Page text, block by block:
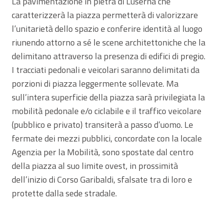
caratterizzerà la piazza permetterà di valorizzare
l’unitarietà dello spazio e conferire identità al luogo
riunendo attorno a sé le scene architettoniche che la
delimitano attraverso la presenza di edifici di pregio.
I tracciati pedonali e veicolari saranno delimitati da
porzioni di piazza leggermente sollevate. Ma
sull’intera superficie della piazza sarà privilegiata la
mobilità pedonale e/o ciclabile e il traffico veicolare
(pubblico e privato) transiterà a passo d’uomo. Le
fermate dei mezzi pubblici, concordate con la locale
Agenzia per la Mobilità, sono spostate dal centro
della piazza al suo limite ovest, in prossimità
dell’inizio di Corso Garibaldi, sfalsate tra di loro e
protette dalla sede stradale.